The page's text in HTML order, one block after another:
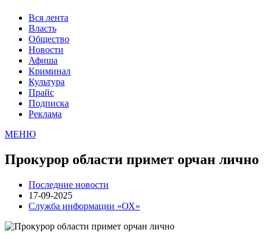
Вся лента
Власть
Общество
Новости
Афиша
Криминал
Культура
Прайс
Подписка
Реклама
МЕНЮ
Прокурор области примет орчан лично
Последние новости
17-09-2025
Служба информации «ОХ»